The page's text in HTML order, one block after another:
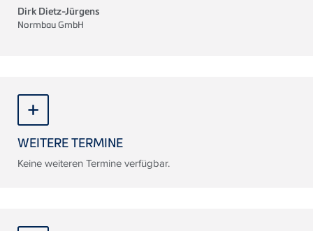
Dirk Dietz-Jürgens
Normbau GmbH
WEITERE TERMINE
Keine weiteren Termine verfügbar.